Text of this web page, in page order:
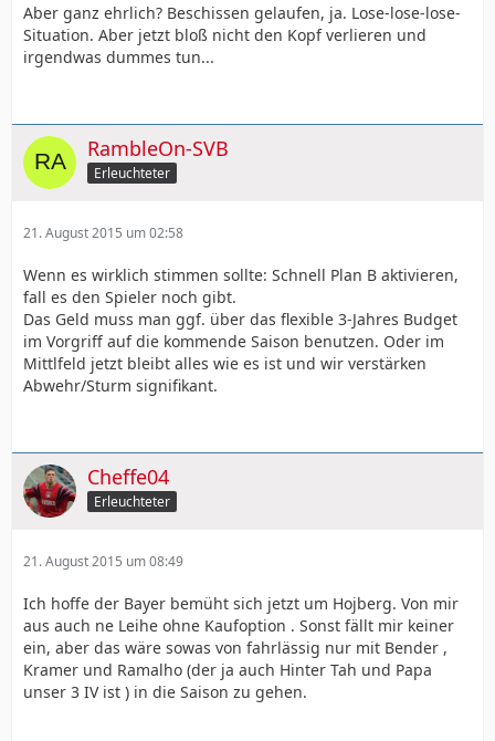
Aber ganz ehrlich? Beschissen gelaufen, ja. Lose-lose-lose-
Situation. Aber jetzt bloß nicht den Kopf verlieren und
irgendwas dummes tun...
RambleOn-SVB
Erleuchteter
21. August 2015 um 02:58
Wenn es wirklich stimmen sollte: Schnell Plan B aktivieren,
fall es den Spieler noch gibt.
Das Geld muss man ggf. über das flexible 3-Jahres Budget
im Vorgriff auf die kommende Saison benutzen. Oder im
Mittlfeld jetzt bleibt alles wie es ist und wir verstärken
Abwehr/Sturm signifikant.
Cheffe04
Erleuchteter
21. August 2015 um 08:49
Ich hoffe der Bayer bemüht sich jetzt um Hojberg. Von mir
aus auch ne Leihe ohne Kaufoption . Sonst fällt mir keiner
ein, aber das wäre sowas von fahrlässig nur mit Bender ,
Kramer und Ramalho (der ja auch Hinter Tah und Papa
unser 3 IV ist ) in die Saison zu gehen.